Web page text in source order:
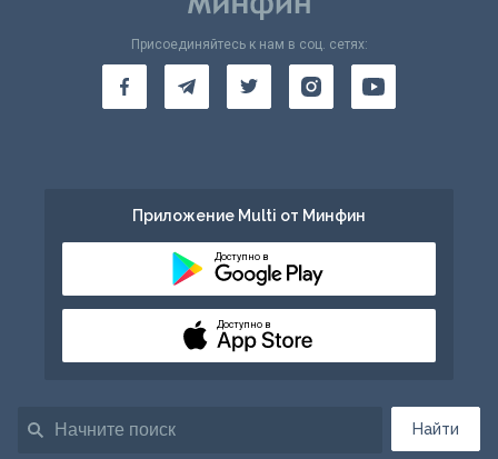
Найти
Присоединяйтесь к нам в соц. сетях:
Приложение Multi от Минфин
Доступно в
Доступно в